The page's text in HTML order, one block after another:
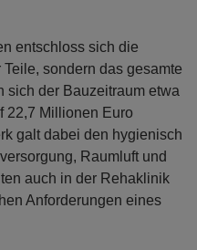
entschloss sich die
sondern das gesamte
sich der Bauzeitraum etwa
22,7 Millionen Euro
galt dabei den hygienisch
Raumluft und
auch in der Rehaklinik
Anforderungen eines